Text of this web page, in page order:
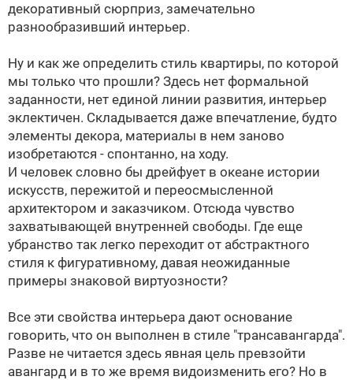
декоративный сюрприз, замечательно
разнообразивший интерьер.
Ну и как же определить стиль квартиры, по которой
мы только что прошли? Здесь нет формальной
заданности, нет единой линии развития, интерьер
эклектичен. Складывается даже впечатление, будто
элементы декора, материалы в нем заново
изобретаются - спонтанно, на ходу.
И человек словно бы дрейфует в океане истории
искусств, пережитой и переосмысленной
архитектором и заказчиком. Отсюда чувство
захватывающей внутренней свободы. Где еще
убранство так легко переходит от абстрактного
стиля к фигуративному, давая неожиданные
примеры знаковой виртуозности?
Все эти свойства интерьера дают основание
говорить, что он выполнен в стиле "трансавангарда".
Разве не читается здесь явная цель превзойти
авангард и в то же время видоизменить его? Но в